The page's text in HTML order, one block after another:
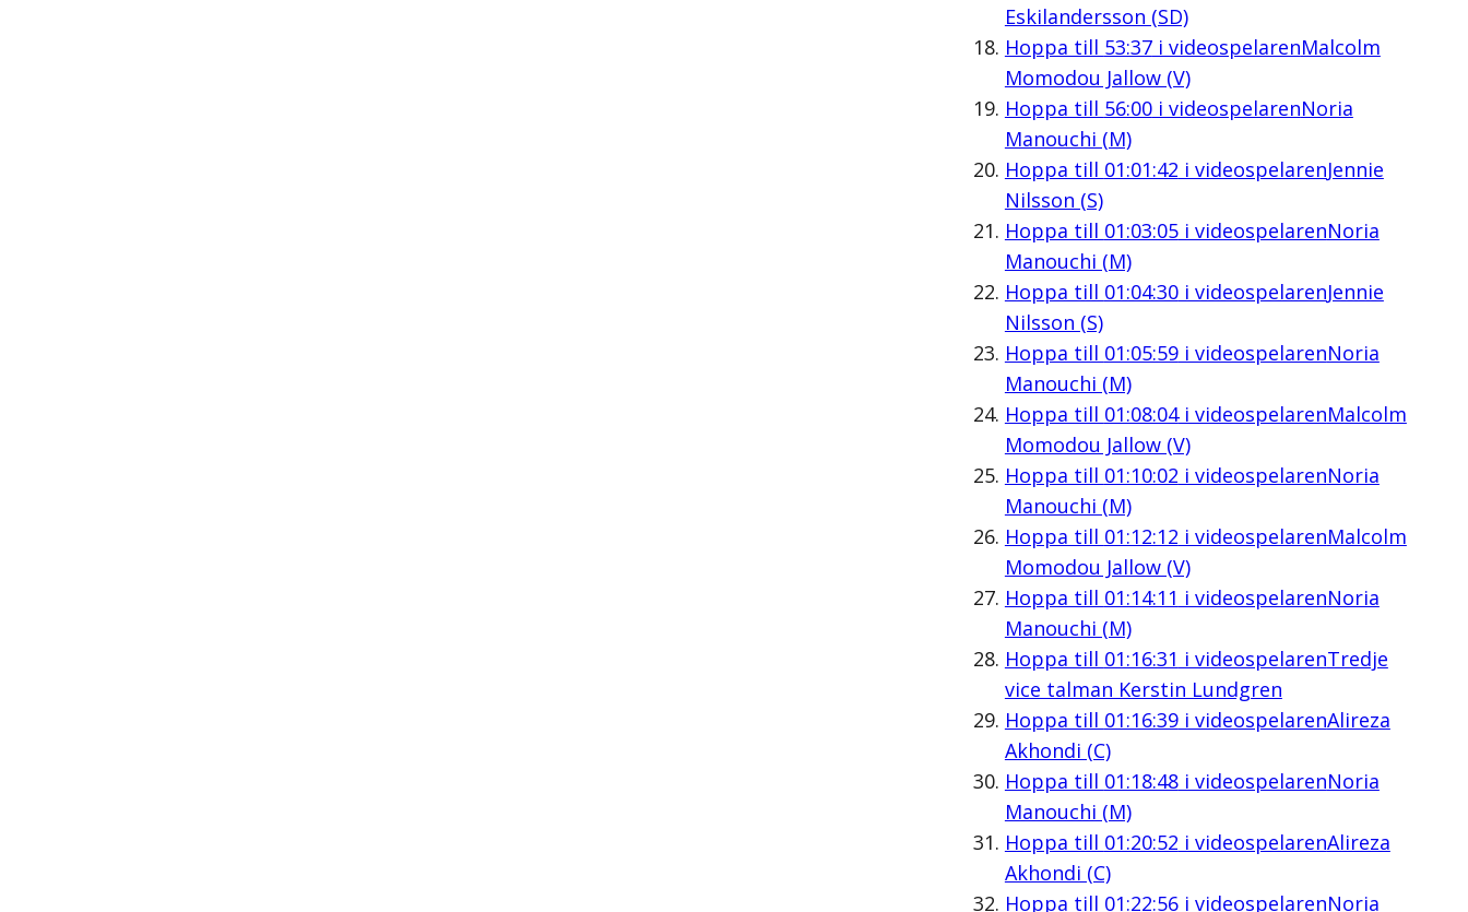
Eskilandersson (SD)
Hoppa till 53:37i videospelarenMalcolm
Momodou Jallow (V)
Hoppa till 56:00i videospelarenNoria
Manouchi (M)
Hoppa till 01:01:42 i videospelarenJennie
Nilsson (S)
Hoppa till 01:03:05i videospelarenNoria
Manouchi (M)
Hoppa till 01:04:30i videospelarenJennie
Nilsson (S)
Hoppa till 01:05:59i videospelarenNoria
Manouchi (M)
Hoppa till 01:08:04i videospelarenMalcolm
Momodou Jallow (V)
Hoppa till 01:10:02 i videospelarenNoria
Manouchi (M)
Hoppa till 01:12:12 i videospelarenMalcolm
Momodou Jallow (V)
Hoppa till 01:14:11 i videospelarenNoria
Manouchi (M)
Hoppa till 01:16:31 i videospelarenTredje
vice talman Kerstin Lundgren
Hoppa till 01:16:39i videospelarenAlireza
Akhondi (C)
Hoppa till 01:18:48i videospelarenNoria
Manouchi (M)
Hoppa till 01:20:52 i videospelarenAlireza
Akhondi (C)
Hoppa till 01:22:56i videospelarenNoria